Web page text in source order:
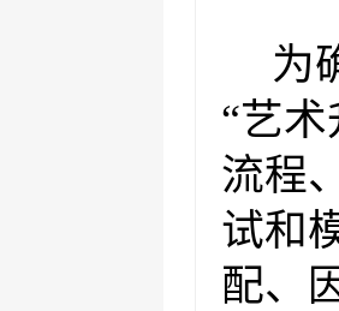
为
“艺
流程
试和
配、